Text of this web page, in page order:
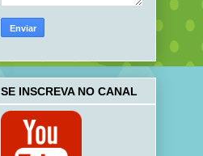
SE INSCREVA NO CANAL